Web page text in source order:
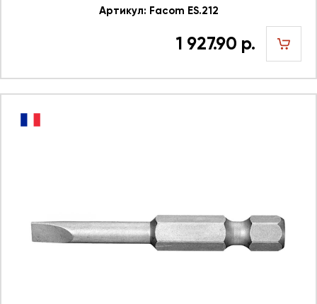
Артикул: Facom ES.212
1 927.90 р.